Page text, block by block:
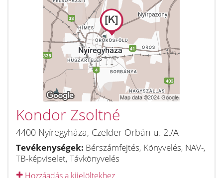
Kondor Zsoltné
4400 Nyíregyháza, Czelder Orbán u. 2./A
Tevékenységek: Bérszámfejtés, Könyvelés, NAV-,
TB-képviselet, Távkönyvelés
Hozzáadás a kijelöltekhez